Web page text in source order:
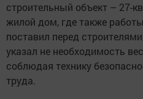
строительный объект – 27-
жилой дом, где также
поставил перед
указал не необходимость
соблюдая технику
труда.